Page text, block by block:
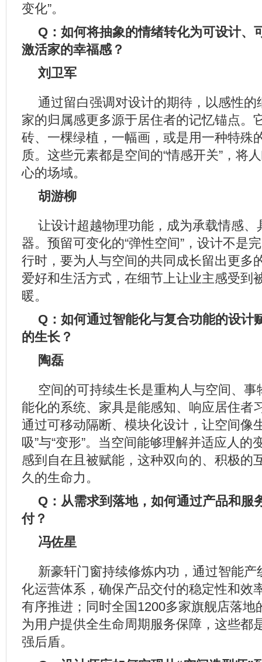
变化”。
Q：如何将抽象的情绪转化为可设计、
激活家的幸福感？
刘卫军
通过留白强调对设计的期待，以感性的
家的归属感更多源于居住者的记忆锚点。
砖、一棵绿植，一幅画，或是用一种特殊
质。这些元素都是空间的“情感开关”，将
心的场域。
胡游柳
让设计超越物理功能，成为承载情感、
器。预留可变化的“弹性空间”，设计不是
行时，要为人与空间的共同成长留出更多
爱好和生活方式，在细节上让业主感受到
暖。
Q：如何通过智能化与复合功能的设计
的生长？
陶磊
空间的可持续生长是重构人与空间、
能化的系统、家具是能感知、响应居住者
通过可移动隔断、模块化设计，让空间像
吸”与“变形”。当空间能够理解并适应人的
感到自在且被赋能，这种双向的、积极的
久的生命力。
Q：从需求到落地，如何通过产品和服
付？
冯佐星
新豪轩门窗持续修炼内功，通过智能产
化运营体系，确保产品交付的稳定性和效
有序推进；同时全国1200多家旗舰店落地
为用户提供全生命周期服务保障，这些都
强后盾。